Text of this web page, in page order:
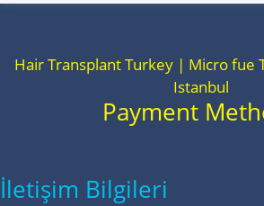
Hair Transplant Turkey | Micro fue
Istanbul
Payment
İletişim Bilgileri